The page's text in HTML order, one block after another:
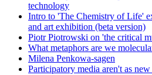
technology
Intro to 'The Chemistry of Life'
and art exhibition (beta version)
Piotr Piotrowski on 'the critical
What metaphors are we
Milena Penkowa-sagen
Participatory media aren't as